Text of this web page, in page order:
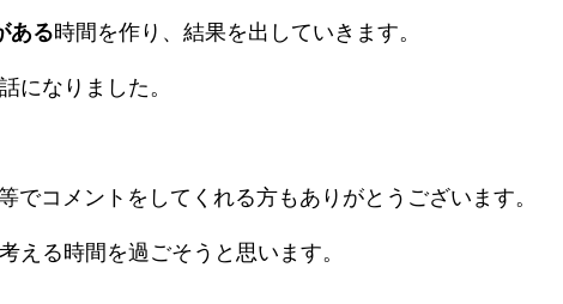
ある時間を作り、結果を出していきます。
になりました。
コメントをしてくれる方もありがとうございます。
える時間を過ごそうと思います。